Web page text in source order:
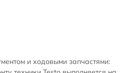
и ходовыми запчастями: